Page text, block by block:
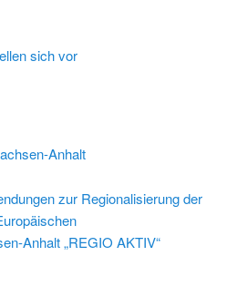
sich vor
Anhalt
zur Regionalisierung der
Anhalt „REGIO AKTIV“